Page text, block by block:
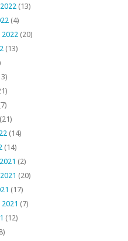
(13)
(4)
(20)
(13)
(21)
(14)
(14)
(2)
(20)
(17)
(7)
(12)